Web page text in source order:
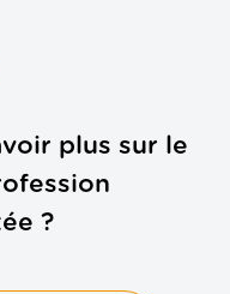
plus sur le
?